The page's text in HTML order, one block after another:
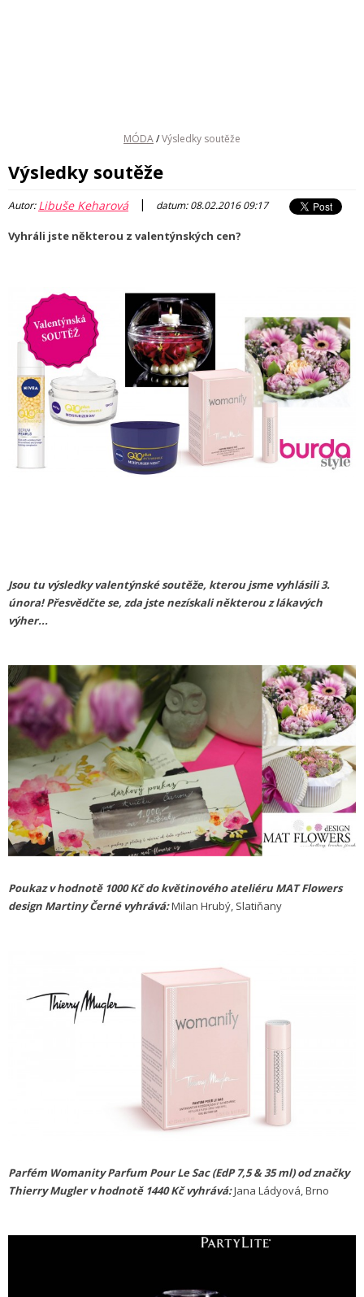
MÓDA/Výsledky soutěže
Výsledky soutěže
Autor:Libuše Keharová | datum: 08.02.2016 09:17
Vyhráli jste některou z valentýnských cen?
Jsou tu výsledky valentýnské soutěže, kterou jsme vyhlásili 3.
února! Přesvědčte se, zda jste nezískali některou z lákavých
výher...
Poukaz v hodnotě 1000 Kč do květinového ateliéru MAT Flowers
design Martiny Černé vyhrává:Milan Hrubý, Slatiňany
Parfém Womanity Parfum Pour Le Sac (EdP 7,5 & 35 ml) od značky
Thierry Mugler v hodnotě 1440 Kč vyhrává:Jana Ládyová, Brno